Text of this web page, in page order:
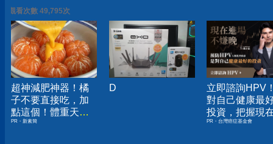
觀看次數 49,795次
超神減肥神器！橘
子不要直接吃，加
點這個！體重天天
下降
PR・新素簡
D
立即諮詢HPV
對自己健康最
投資，把握現
嫌晚！
PR・台灣癌症基金會